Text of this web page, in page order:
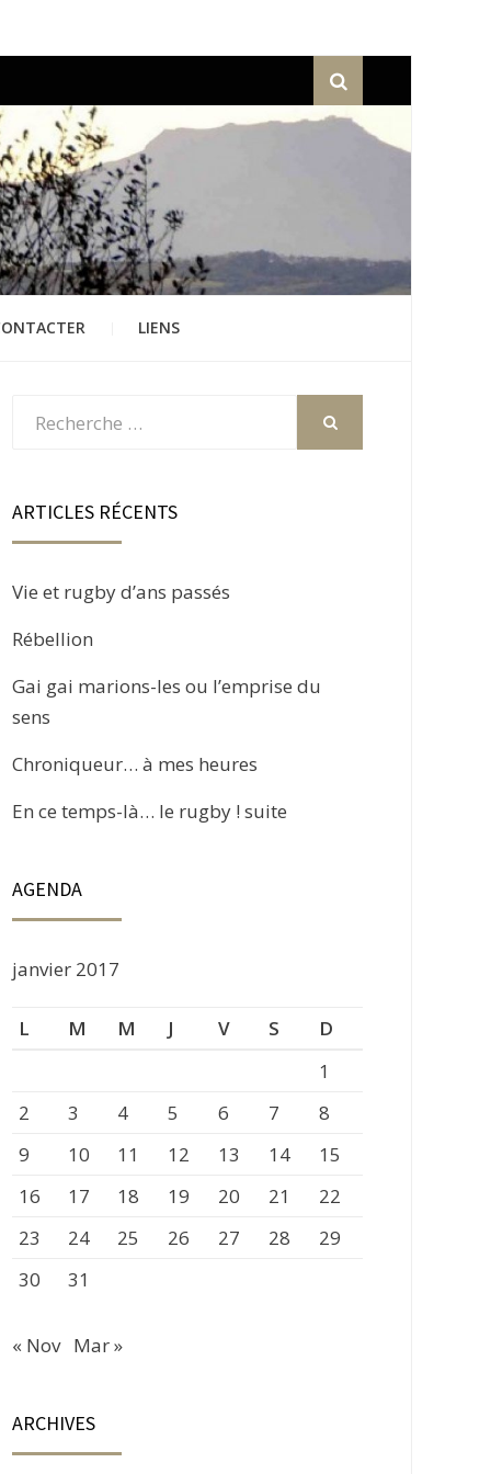
Recherche
LIENS
ARTICLES RÉCENTS
Vie et rugby d’ans passés
Rébellion
Gai gai marions-les ou l’emprise du
sens
Chroniqueur… à mes heures
En ce temps-là… le rugby ! suite
AGENDA
janvier 2017
L M M J V S
D
1
2
3 4 5 6 7
8
9
10 11 12 13 14
15
16
17 18 19 20 21
22
23
24 25 26 27 28
29
30
31
« Nov Mar »
ARCHIVES